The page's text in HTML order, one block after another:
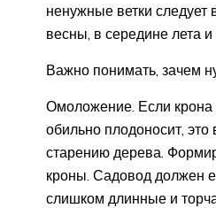
ненужные ветки следует
весны, в середине лета
Важно понимать, зачем
Омоложение. Если крона
обильно плодоносит,
старению дерева.
кроны. Садовод должен
слишком длинные и